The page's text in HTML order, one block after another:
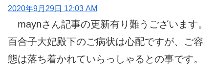
2020年9月29日 12:03 AM
maynさん記事の更新有り難うございます。
百合子大妃殿下のご病状は心配ですが、ご容
態は落ち着かれていらっしゃるとの事です。